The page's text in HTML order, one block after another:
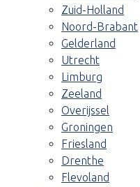
Zuid-Holland
Noord-Brabant
Gelderland
Utrecht
Limburg
Zeeland
Overijssel
Groningen
Friesland
Drenthe
Flevoland